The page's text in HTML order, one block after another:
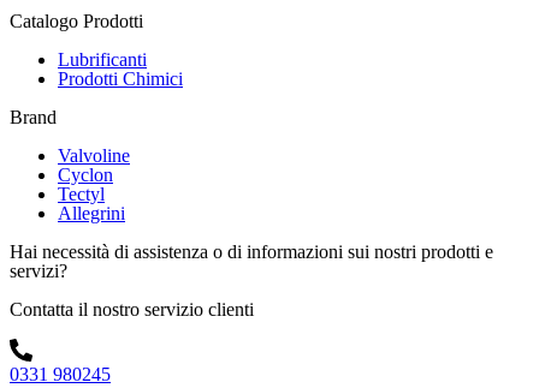
Catalogo Prodotti
Lubrificanti
Prodotti Chimici
Brand
Valvoline
Cyclon
Tectyl
Allegrini
Hai necessità di assistenza o di informazioni sui nostri prodotti e
servizi?
Contatta il nostro servizio clienti
0331 980245